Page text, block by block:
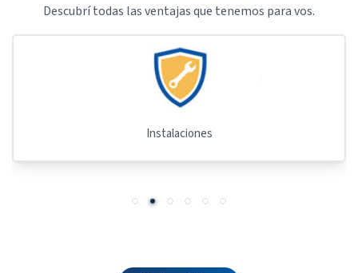
Descubrí todas las ventajas que tenemos para vos.
Instalaciones